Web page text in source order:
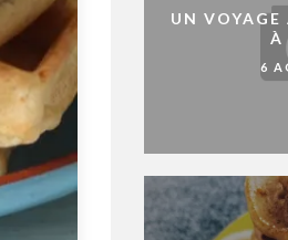
UN
À
6